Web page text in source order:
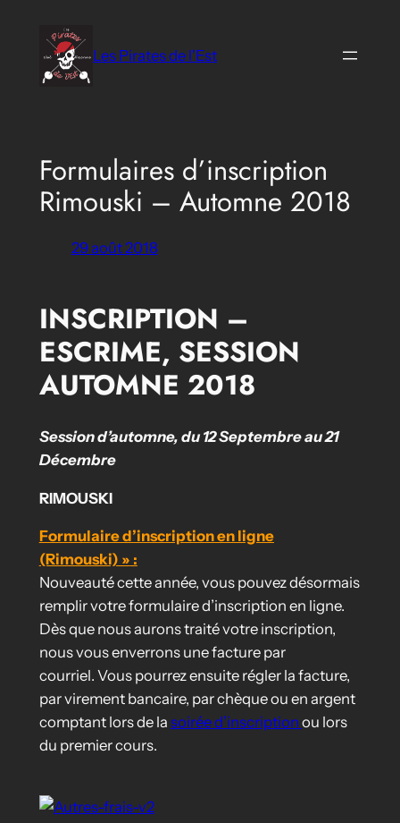
contenu
Les Pirates de l'Est
Formulaires d’inscription
Rimouski – Automne 2018
29 août 2018
INSCRIPTION –
ESCRIME, SESSION
AUTOMNE 2018
Session d’automne, du 12 Septembre au 21
Décembre
RIMOUSKI
Formulaire d’inscription en ligne
(Rimouski) » :
Nouveauté cette année, vous pouvez désormais
remplir votre formulaire d’inscription en ligne.
Dès que nous aurons traité votre inscription,
nous vous enverrons une facture par
courriel. Vous pourrez ensuite régler la facture,
par virement bancaire, par chèque ou en argent
comptant lors de la soirée d’inscription ou lors
du premier cours.